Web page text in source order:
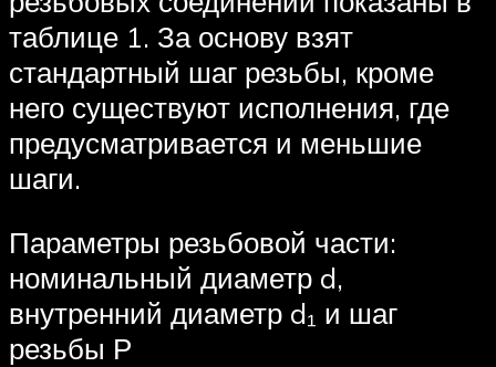
таблице 1. За основу взят
стандартный шаг резьбы, кроме
него существуют исполнения, где
предусматривается и меньшие
шаги.
Параметры резьбовой части:
номинальный диаметр d,
внутренний диаметр d₁ и шаг
резьбы Р